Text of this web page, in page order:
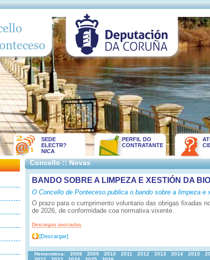
SEDE
ELECTR?
NICA
PERFIL DO
CONTRATANTE
Concello :: Novas
BANDO SOBRE A LIMPEZA E XESTIÓN DA
O Concello de Ponteceso publica o bando sobre a limpeza e
O prazo para o cumprimento voluntario das obrigas fixadas
de 2026, de conformidade coa normativa vixente.
Descargas asociadas
[Descargar]
Hemeroteca: 2008 2009 2010 2011 2012 2013 2014 2015